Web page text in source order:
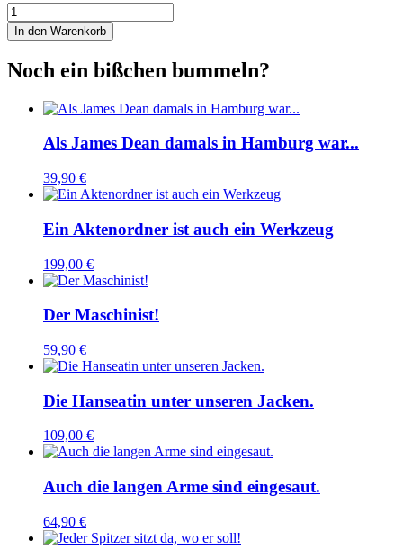
Ein
echt
besch...
Menge
In den Warenkorb
Noch ein bißchen bummeln?
Als James Dean damals in Hamburg war...
39,90 €
Ein Aktenordner ist auch ein Werkzeug
199,00 €
Der Maschinist!
59,90 €
Die Hanseatin unter unseren Jacken.
109,00 €
Auch die langen Arme sind eingesaut.
64,90 €